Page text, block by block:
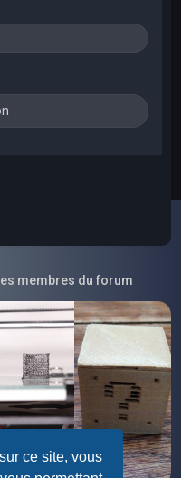
ce site, vous
membres du forum